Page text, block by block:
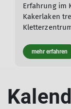
Erfahrung im
Kakerlaken
mehr erfahren